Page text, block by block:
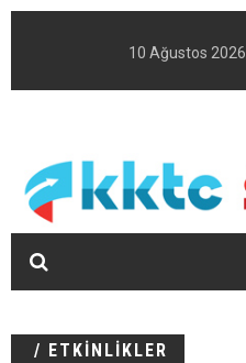
10 Ağustos 2026
/ ETKİNLİKLER